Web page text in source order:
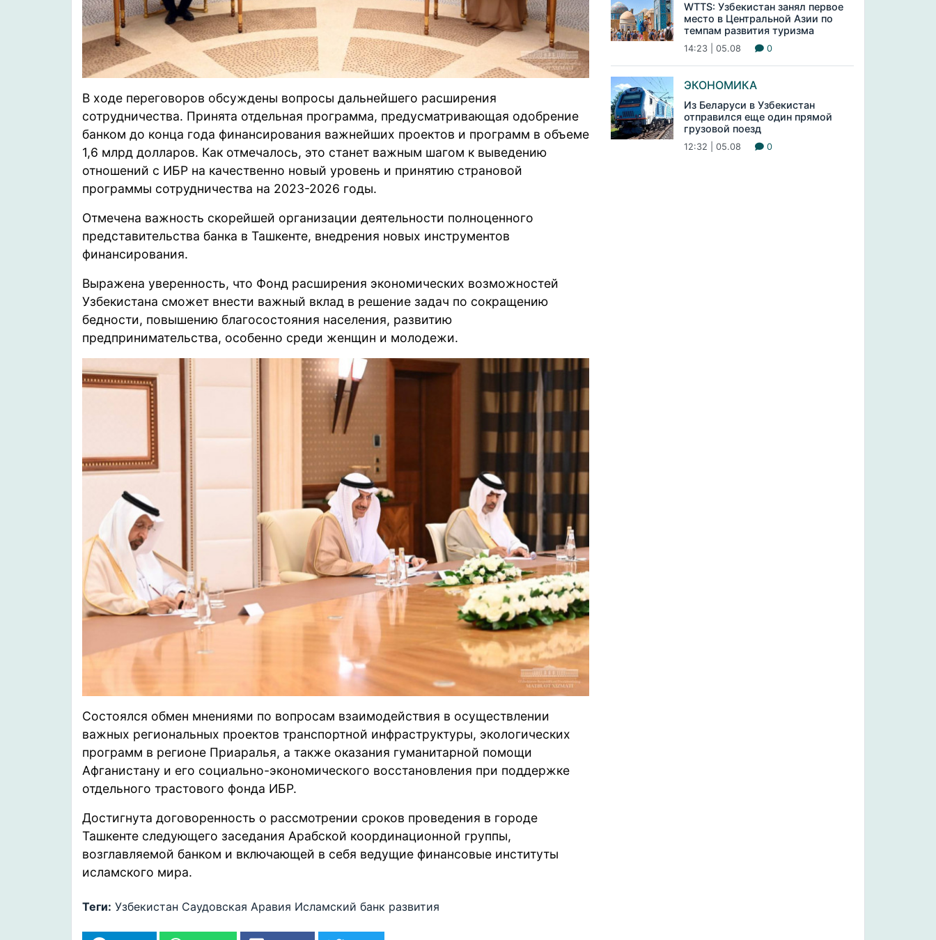
В ходе переговоров обсуждены вопросы дальнейшего расширения
сотрудничества. Принята отдельная программа, предусматривающая одобрение
банком до конца года финансирования важнейших проектов и программ в объеме
1,6 млрд долларов. Как отмечалось, это станет важным шагом к выведению
отношений с ИБР на качественно новый уровень и принятию страновой
программы сотрудничества на 2023-2026 годы.
Отмечена важность скорейшей организации деятельности полноценного
представительства банка в Ташкенте, внедрения новых инструментов
финансирования.
Выражена уверенность, что Фонд расширения экономических возможностей
Узбекистана сможет внести важный вклад в решение задач по сокращению
бедности, повышению благосостояния населения, развитию
предпринимательства, особенно среди женщин и молодежи.
Состоялся обмен мнениями по вопросам взаимодействия в осуществлении
важных региональных проектов транспортной инфраструктуры, экологических
программ в регионе Приаралья, а также оказания гуманитарной помощи
Афганистану и его социально-экономического восстановления при поддержке
отдельного трастового фонда ИБР.
Достигнута договоренность о рассмотрении сроков проведения в городе
Ташкенте следующего заседания Арабской координационной группы,
возглавляемой банком и включающей в себя ведущие финансовые институты
исламского мира.
Теги: Узбекистан Саудовская Аравия Исламский банк развития
WTTS: Узбекистан занял первое
место в Центральной Азии по
темпам развития туризма
14:23 | 05.08 0
ЭКОНОМИКА
Из Беларуси в Узбекистан
отправился еще один прямой
грузовой поезд
12:32 | 05.08 0